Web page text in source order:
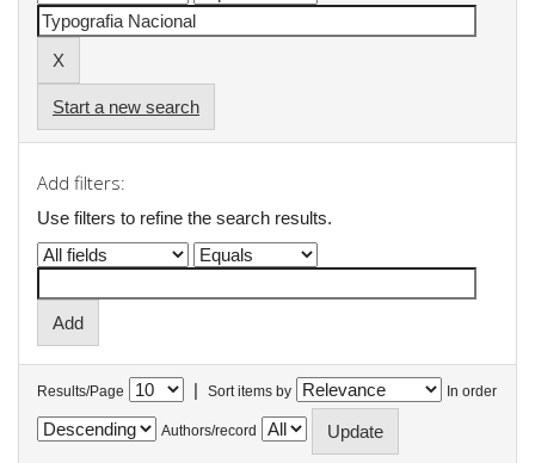
Start a new search
Add filters:
Use filters to refine the search results.
Results/Page | Sort items by In order
Authors/record